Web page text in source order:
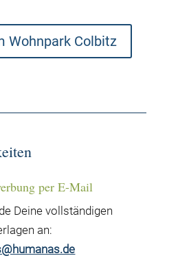
Wohnpark Colbitz
per E-Mail
Deine vollständigen
an: